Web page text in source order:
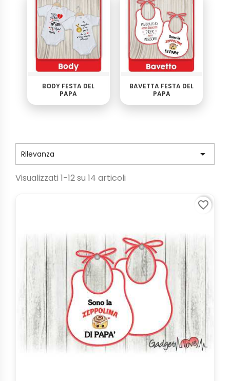
BODY FESTA DEL
PAPA
BAVETTA FESTA DEL
PAPA
Rilevanza 
Visualizzati 1-12 su 14 articoli
favorite_border